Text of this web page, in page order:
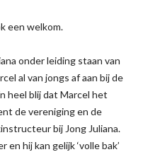
een welkom.
onder leiding staan van
al van jongs af aan bij de
heel blij dat Marcel het
de vereniging en de
bij Jong Juliana.
hij kan gelijk ‘volle bak’